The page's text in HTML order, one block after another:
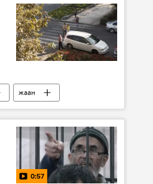
жаан
0:57